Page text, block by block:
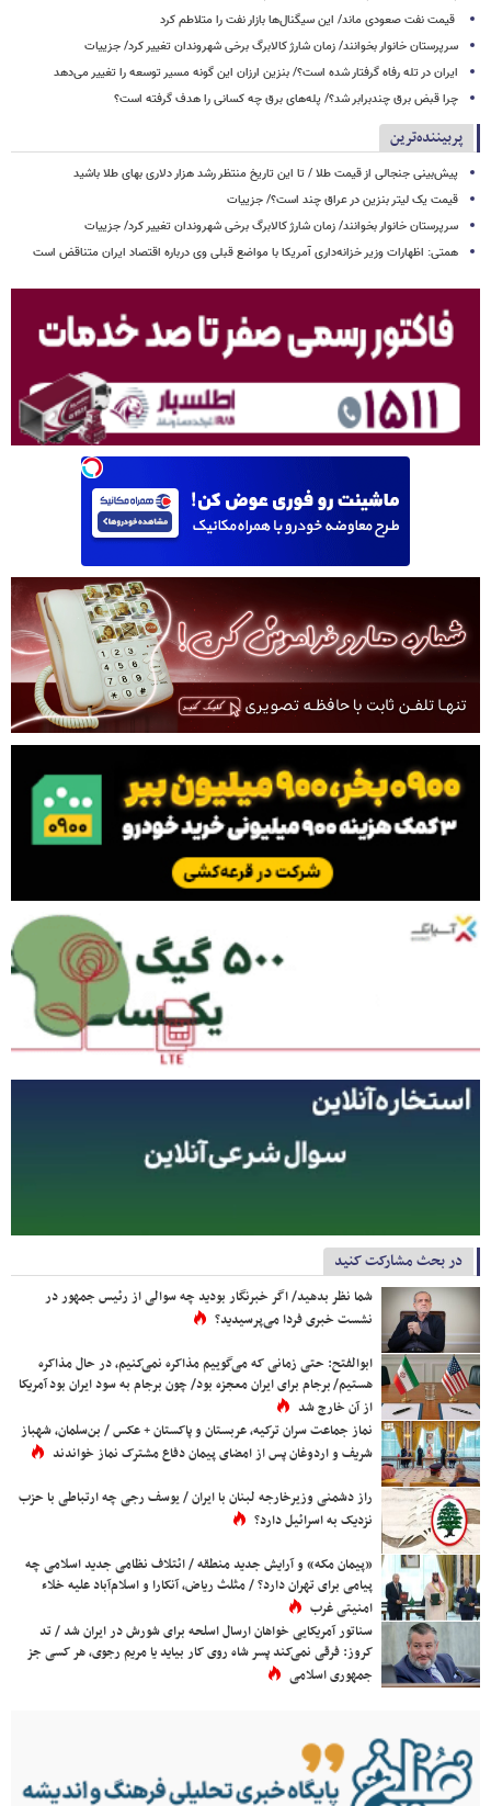
قیمت نفت صعودی ماند/ این سیگنال‌ها بازار نفت را متلاطم کرد
سرپرستان خانوار بخوانند/ زمان شارژ کالابرگ برخی شهروندان تغییر کرد/ جزییات
ایران در تله رفاه گرفتار شده است؟/ بنزین ارزان این گونه مسیر توسعه را تغییر می‌دهد
چرا قبض برق چندبرابر شد؟/ پله‌های برق چه کسانی را هدف گرفته است؟
پربیننده‌ترین
پیش‌بینی جنجالی از قیمت طلا / تا این تاریخ منتظر رشد هزار دلاری بهای طلا باشید
قیمت یک لیتر بنزین در عراق چند است؟/ جزییات
سرپرستان خانوار بخوانند/ زمان شارژ کالابرگ برخی شهروندان تغییر کرد/ جزییات
همتی: اظهارات وزیر خزانه‌داری آمریکا با مواضع قبلی وی درباره اقتصاد ایران متناقض است
در بحث مشارکت کنید
شما نظر بدهید/ اگر خبرنگار بودید چه سوالی از رئیس جمهور در
نشست خبری فردا می‌پرسیدید؟
ابوالفتح: حتی زمانی که می‌گوییم مذاکره نمی‌کنیم، در حال مذاکره
هستیم/ برجام برای ایران معجزه بود/ چون برجام به سود ایران بود آمریکا
از آن خارج شد
نماز جماعت سران ترکیه، عربستان و پاکستان + عکس / بن‌سلمان، شهباز
شریف و اردوغان پس از امضای پیمان دفاع مشترک نماز خواندند
راز دشمنی وزیرخارجه لبنان با ایران / یوسف رجی چه ارتباطی با حزب
نزدیک به اسرائیل دارد؟
«پیمان مکه» و آرایش جدید منطقه / ائتلاف نظامی جدید اسلامی چه
پیامی برای تهران دارد؟ / مثلث ریاض، آنکارا و اسلام‌آباد علیه خلاء
امنیتی غرب
سناتور آمریکایی خواهان ارسال اسلحه برای شورش در ایران شد / تد
کروز: فرقی نمی‌کند پسر شاه روی کار بیاید یا مریم رجوی، هر کسی جز
جمهوری اسلامی